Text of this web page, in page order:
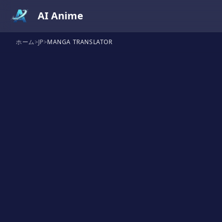
AI Anime
ホーム>JP>MANGA TRANSLATOR